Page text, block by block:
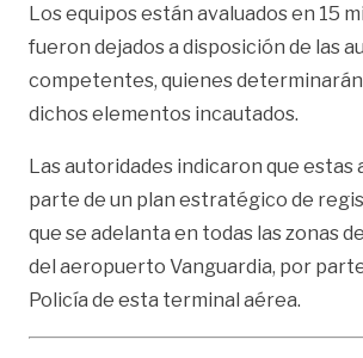
Los equipos están avaluados en 15
fueron dejados a disposición de las
competentes, quienes determinarán
dichos elementos incautados.
Las autoridades indicaron que estas
parte de un plan estratégico de
que se adelanta en todas las zonas
del aeropuerto Vanguardia, por
Policía de esta terminal aérea.